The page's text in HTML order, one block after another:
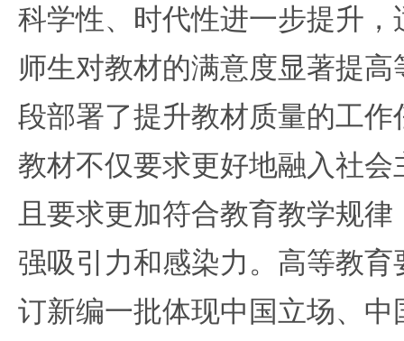
科学性、时代性进一步提升
师生对教材的满意度显著提
段部署了提升教材质量的工
教材不仅要求更好地融入社
且要求更加符合教育教学规
强吸引力和感染力。高等教
订新编一批体现中国立场、